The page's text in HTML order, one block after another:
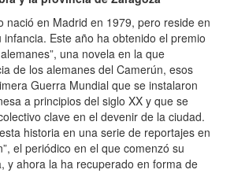
en Madrid en 1979, pero reside en
Este año ha obtenido el premio
una novela en la que
de los alemanes del Camerún, esos
Guerra Mundial que se instalaron
a principios del siglo XX y que se
clave en el devenir de la ciudad.
historia en una serie de reportajes en
el periódico en el que comenzó su
y ahora la ha recuperado en forma de